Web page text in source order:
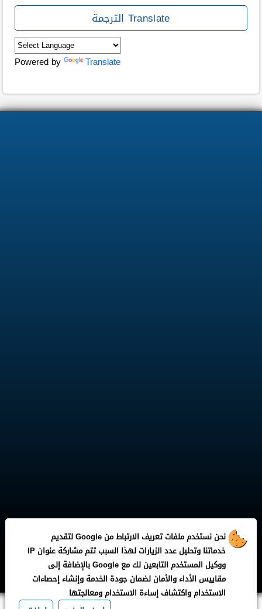
Translate الترجمة
Powered by Translate
جميع الحقوق محفوظة لـLiga Five
نحن نستخدم ملفات تعريف الارتباط من Google لتقديم
خدماتنا وتحليل عدد الزيارات لهذا السبب تتم مشاركة عنوان IP
ووكيل المستخدم التابعين لك مع Google بالإضافة إلى
مقاييس الأداء والأمان لضمان جودة الخدمة وإنشاء إحصاءات
الاستخدام واكتشاف إساءة الاستخدام ومعالجتها